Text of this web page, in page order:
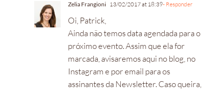
Zelia Frangioni 13/02/2017 at 18:39- Responder
Oi, Patrick,
Ainda não temos data agendada para o
próximo evento. Assim que ela for
marcada, avisaremos aqui no blog, no
Instagram e por email para os
assinantes da Newsletter. Caso queira,